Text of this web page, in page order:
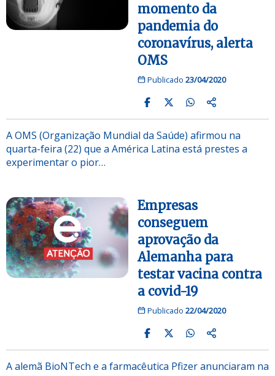
momento da
pandemia do
coronavírus, alerta
OMS
Publicado 23/04/2020
A OMS (Organização Mundial da Saúde) afirmou na
quarta-feira (22) que a América Latina está prestes a
experimentar o pior…
Empresas
conseguem
aprovação da
Alemanha para
testar vacina contra
a covid-19
Publicado 22/04/2020
A alemã BioNTech e a farmacêutica Pfizer anunciaram na